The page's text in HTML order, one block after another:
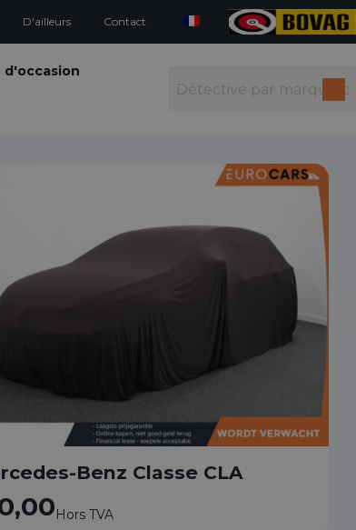
D'ailleurs Contact
d'occasion
Benz Classe CLA
Hors TVA